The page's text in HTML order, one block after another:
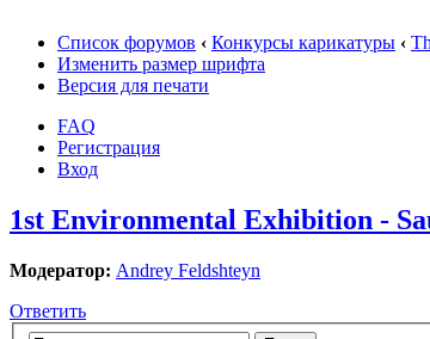
Список форумов ‹ Конкурсы карикатуры ‹
Изменить размер шрифта
Версия для печати
FAQ
Регистрация
Вход
1st Environmental Exhibition -
Модератор: Andrey Feldshteyn
Ответить